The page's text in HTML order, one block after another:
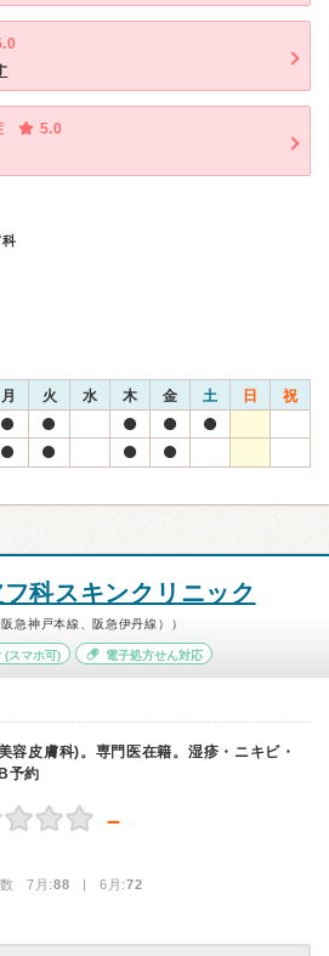
5.0
月 火 水 木 金 土 日 祝
科スキンクリニック
急神戸本線、阪急伊丹線））
(スマホ可) 電子処方せん対応
容皮膚科)。専門医在籍。湿疹・ニキビ・
予約
－
数 7月:88 | 6月:72